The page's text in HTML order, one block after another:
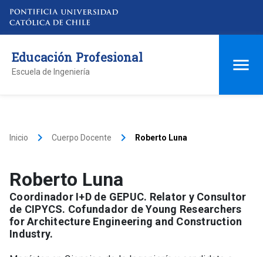
Educación Profesional
Escuela de Ingeniería
Inicio keyboard_arrow_right Cuerpo Docente keyboard_arrow_right Roberto Luna
Roberto Luna
Coordinador I+D de GEPUC. Relator y Consultor
de CIPYCS. Cofundador de Young Researchers
for Architecture Engineering and Construction
Industry.